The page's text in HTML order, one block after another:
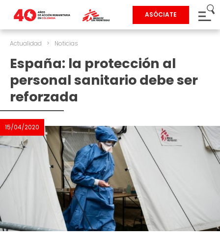
ASÓCIATE
Actualidad > Noticias
España: la protección al
personal sanitario debe ser
reforzada
15/04/2020